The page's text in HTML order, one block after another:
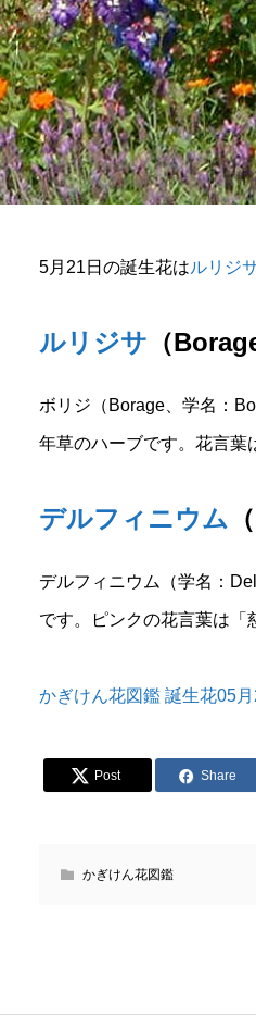
5月21日の誕生花はルリジ
ルリジサ （
ボリジ（Borage、学名：
年草のハーブです。花言葉
デルフィニウム
デルフィニウム（学名：
です。ピンクの花言葉は「
かぎけん花図鑑 誕生花05
Post Share
かぎけん花図鑑